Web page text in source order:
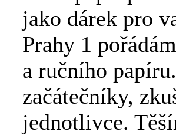
jako dárek pro
Prahy 1
a ručního
začátečníky,
jednotlivce.